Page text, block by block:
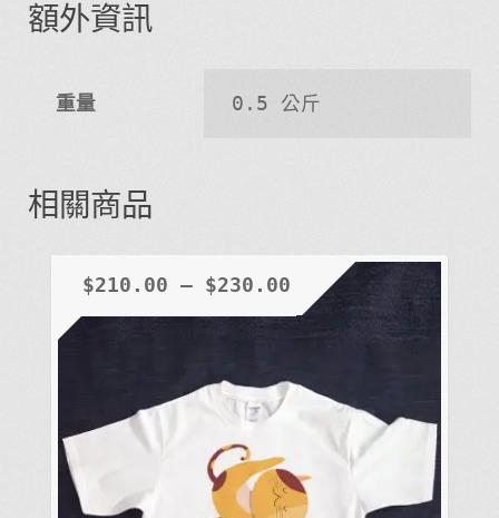
額外資訊
重量 0.5 公斤
相關商品
$210.00 – $230.00